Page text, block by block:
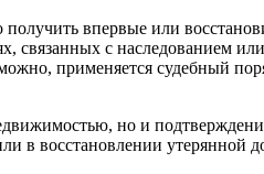
впервые или
с наследованием
применяется судебный
но и
в восстановлении утерянной